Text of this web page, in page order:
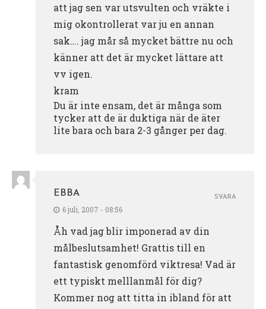
att jag sen var utsvulten och vräkte i
mig okontrollerat var ju en annan
sak…. jag mår så mycket bättre nu och
känner att det är mycket lättare att
vv igen.
kram
Du är inte ensam, det är många som
tycker att de är duktiga när de äter
lite bara och bara 2-3 gånger per dag.
EBBA
6 juli, 2007 - 08:56
Åh vad jag blir imponerad av din
målbeslutsamhet! Grattis till en
fantastisk genomförd viktresa! Vad är
ett typiskt melllanmål för dig?
Kommer nog att titta in ibland för att
SVARA